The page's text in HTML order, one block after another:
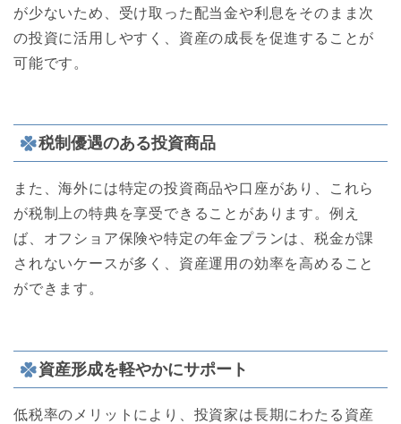
が少ないため、受け取った配当金や利息をそのまま次
の投資に活用しやすく、資産の成長を促進することが
可能です。
税制優遇のある投資商品
また、海外には特定の投資商品や口座があり、これら
が税制上の特典を享受できることがあります。例え
ば、オフショア保険や特定の年金プランは、税金が課
されないケースが多く、資産運用の効率を高めること
ができます。
資産形成を軽やかにサポート
低税率のメリットにより、投資家は長期にわたる資産